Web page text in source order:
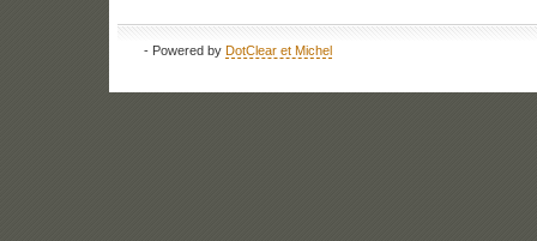
- Powered by DotClear et Michel